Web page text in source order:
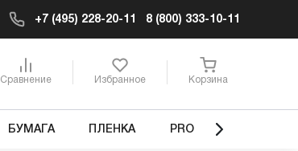
+7 (495) 228-20-11 8 (800) 333-10-11
Сравнение Избранное Корзина
БУМАГА ПЛЕНКА PRO